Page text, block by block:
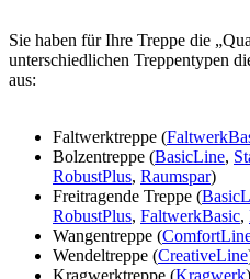
Sie haben für Ihre Treppe die
unterschiedlichen Treppentypen
aus:
Faltwerktreppe (
Bolzentreppe (BasicLine,
RobustPlus, Raumspar)
Freitragende Treppe (
RobustPlus, FaltwerkBasic,
Wangentreppe (
Wendeltreppe (CreativeLine
Kragwerktreppe (Kragwerk)